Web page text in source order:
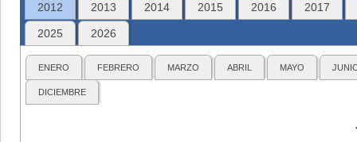
2012 2013 2014 2015 2016 2017
2025 2026
ENERO FEBRERO MARZO ABRIL MAYO
DICIEMBRE